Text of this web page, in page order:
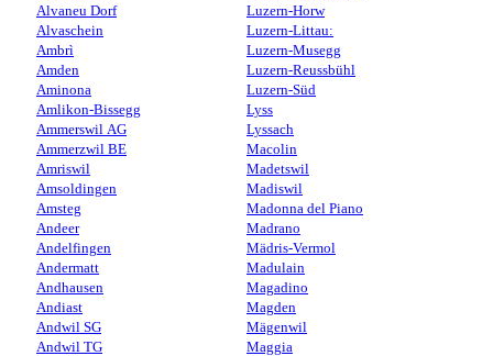
Alvaneu Dorf
Alvaschein
Ambrì
Amden
Aminona
Amlikon-Bissegg
Ammerswil AG
Ammerzwil BE
Amriswil
Amsoldingen
Amsteg
Andeer
Andelfingen
Andermatt
Andhausen
Andiast
Andwil SG
Andwil TG
Luzern-Horw
Luzern-Littau:
Luzern-Musegg
Luzern-Reussbühl
Luzern-Süd
Lyss
Lyssach
Macolin
Madetswil
Madiswil
Madonna del Piano
Madrano
Mädris-Vermol
Madulain
Magadino
Magden
Mägenwil
Maggia